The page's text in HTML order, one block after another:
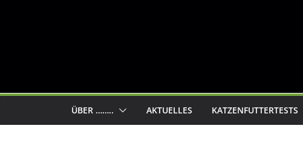
ÜBER …….. AKTUELLES KATZENFUTTERTESTS